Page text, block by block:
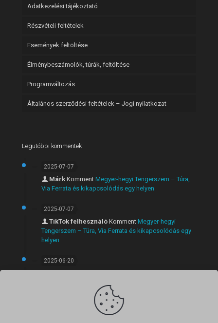
Adatkezelési tájékoztató
Részvételi feltételek
Események feltöltése
Élménybeszámolók, túrák, feltöltése
Programváltozás
Általános szerződési feltételek – Jogi nyilatkozat
Legutóbbi kommentek
2025-07-07
Márk Komment Megyer-hegyi Tengerszem – Túra,
Via Ferrata és kikapcsolódás egy helyen
2025-07-07
TikTok felhesználó Komment Megyer-hegyi
Tengerszem – Túra, Via Ferrata és kikapcsolódás egy
helyen
2025-06-20